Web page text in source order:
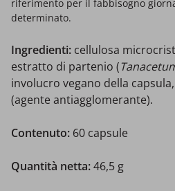
riferimento per il fabbisogno
determinato.
Ingredienti: cellulosa
estratto di partenio (
involucro vegano della
(agente antiagglomerante).
Contenuto: 60 capsule
Quantità netta:46,5 g